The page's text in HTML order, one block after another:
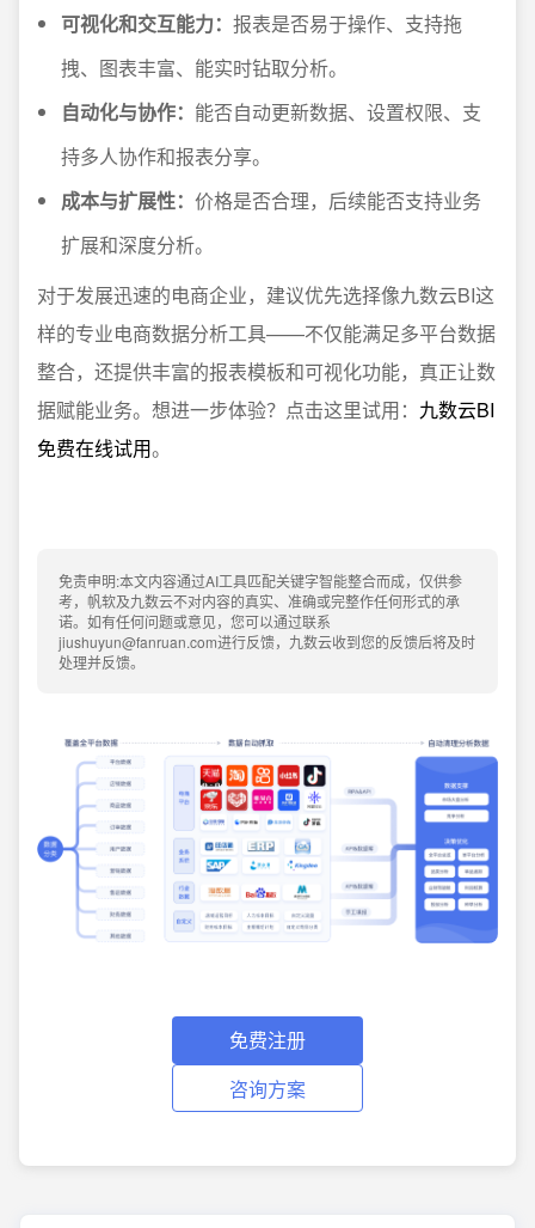
可视化和交互能力： 报表是否易于操作、支持拖
拽、图表丰富、能实时钻取分析。
自动化与协作： 能否自动更新数据、设置权限、支
持多人协作和报表分享。
成本与扩展性： 价格是否合理，后续能否支持业务
扩展和深度分析。
对于发展迅速的电商企业，建议优先选择像九数云BI这
样的专业电商数据分析工具——不仅能满足多平台数据
整合，还提供丰富的报表模板和可视化功能，真正让数
据赋能业务。想进一步体验？点击这里试用： 九数云BI
免费在线试用。
免责申明:本文内容通过AI工具匹配关键字智能整合而成，仅供参
考，帆软及九数云不对内容的真实、准确或完整作任何形式的承
诺。如有任何问题或意见，您可以通过联系
jiushuyun@fanruan.com进行反馈，九数云收到您的反馈后将及时
处理并反馈。
免费注册
咨询方案